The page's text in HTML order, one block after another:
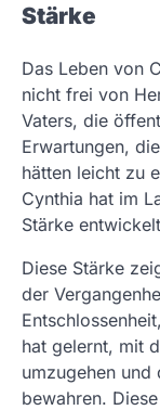
Stärke
Das Leben von
nicht frei von
Vaters, die
Erwartungen,
hätten leicht zu
Cynthia hat im
Stärke
Diese Stärke
der
hat gelernt, mit
umzugehen und
bewahren.